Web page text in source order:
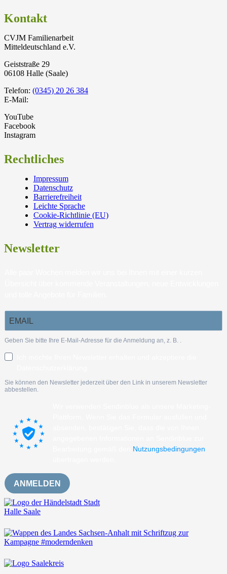
Kontakt
CVJM Familienarbeit
Mitteldeutschland e.V.
Geiststraße 29
06108 Halle (Saale)
Telefon: (0345) 20 26 384
E-Mail:
YouTube
Facebook
Instagram
Rechtliches
Impressum
Datenschutz
Barrierefreiheit
Leichte Sprache
Cookie-Richtlinie (EU)
Vertrag widerrufen
Newsletter
Geben Sie bitte Ihre E-Mail-Adresse für die Anmeldung an, z. B. .
Sie können den Newsletter jederzeit über den Link in unserem Newsletter
abbestellen.
Nutzungsbedingungen
ANMELDEN